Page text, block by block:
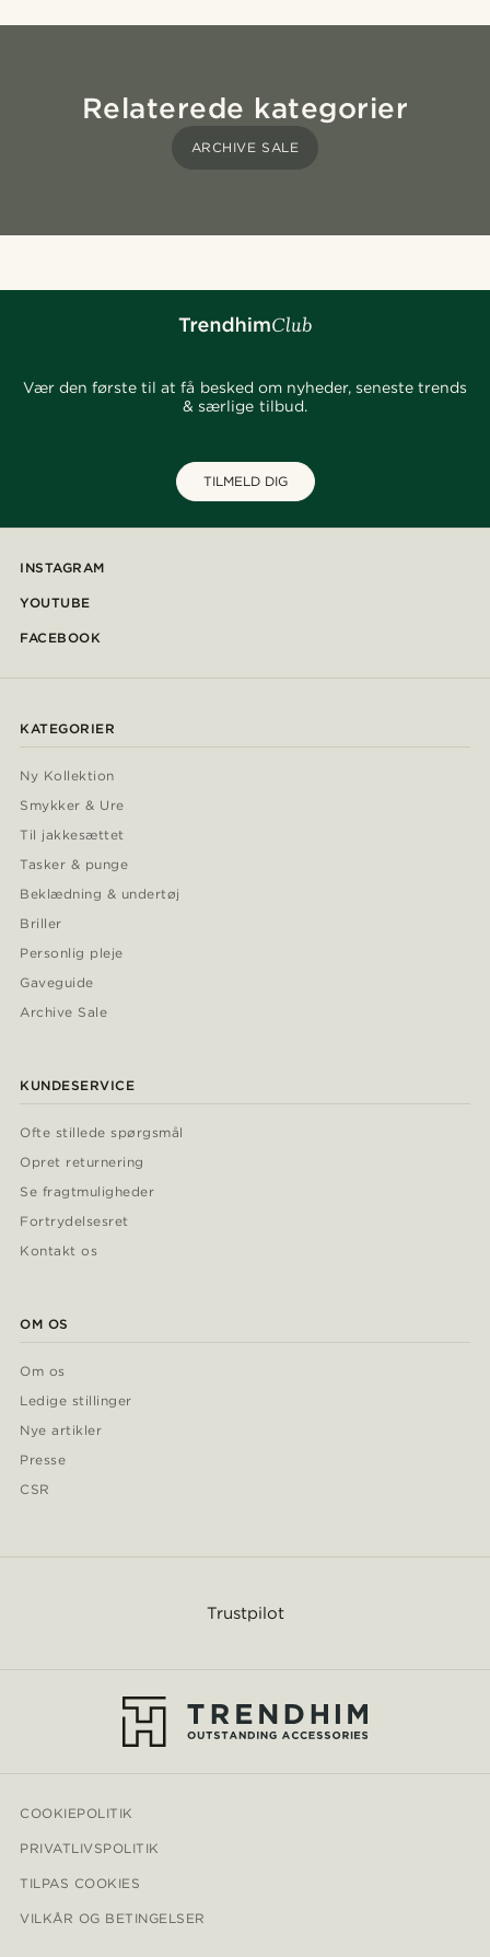
Relaterede kategorier
ARCHIVE SALE
Vær den første til at få besked om nyheder, seneste trends
& særlige tilbud.
TILMELD DIG
INSTAGRAM
YOUTUBE
FACEBOOK
KATEGORIER
Ny Kollektion
Smykker & Ure
Til jakkesættet
Tasker & punge
Beklædning & undertøj
Briller
Personlig pleje
Gaveguide
Archive Sale
KUNDESERVICE
Ofte stillede spørgsmål
Opret returnering
Se fragtmuligheder
Fortrydelsesret
Kontakt os
OM OS
Om os
Ledige stillinger
Nye artikler
Presse
CSR
Trustpilot
COOKIEPOLITIK
PRIVATLIVSPOLITIK
TILPAS COOKIES
VILKÅR OG BETINGELSER